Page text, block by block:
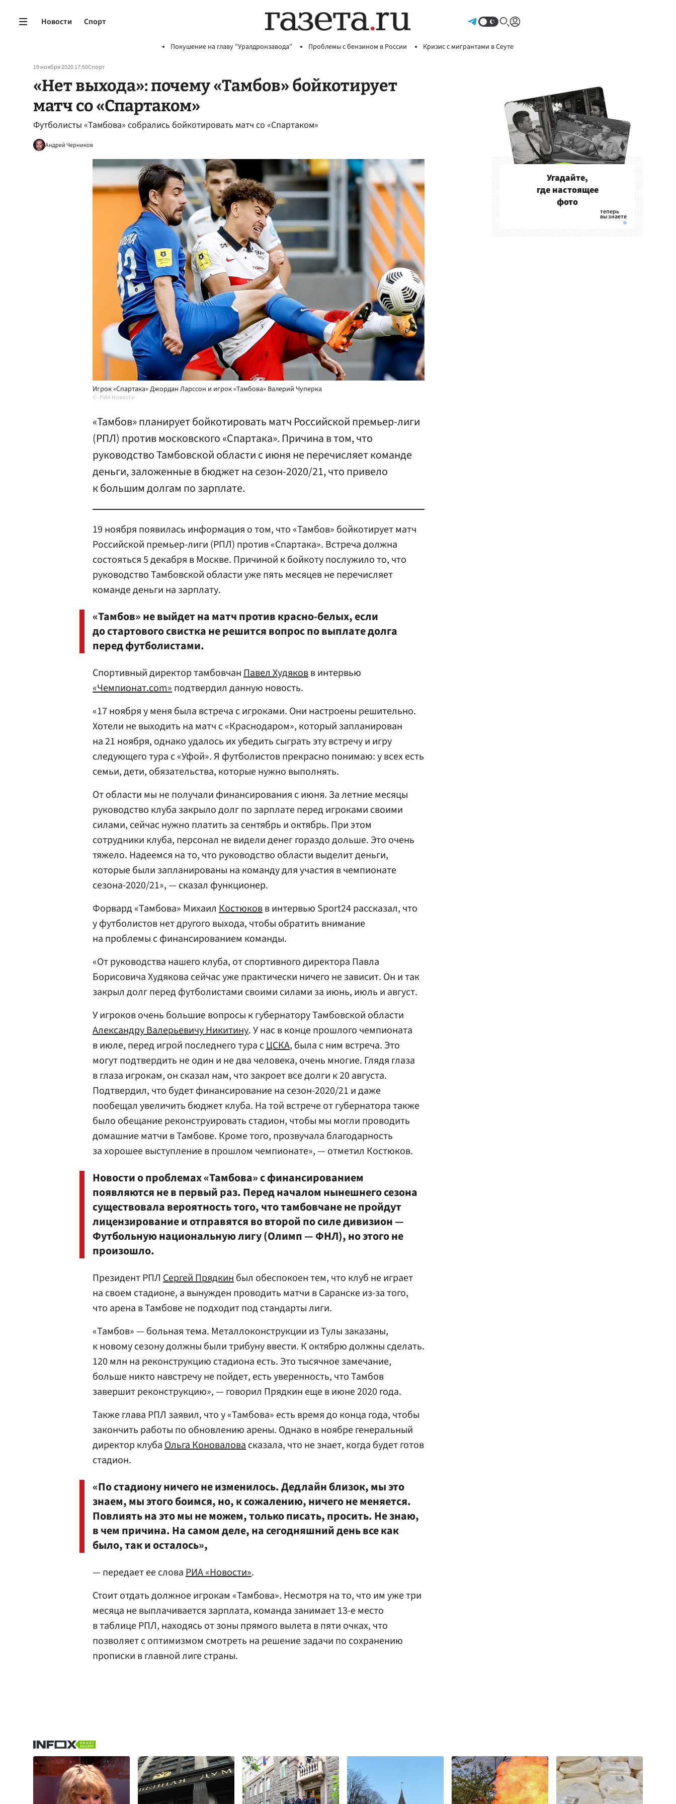
Новости Спорт
Покушение на главу "Уралдронзавода" Проблемы с бензином в России Кризис с мигрантами в Сеуте
19 ноября 2020 17:50Спорт
«Нет выхода»: почему «Тамбов» бойкотирует
матч со «Спартаком»
Футболисты «Тамбова» собрались бойкотировать матч со «Спартаком»
Андрей Черников
Игрок «Спартака» Джордан Ларссон и игрок «Тамбова» Валерий Чуперка
РИА Новости
«Тамбов» планирует бойкотировать матч Российской премьер-лиги
(РПЛ) против московского «Спартака». Причина в том, что
руководство Тамбовской области с июня не перечисляет команде
деньги, заложенные в бюджет на сезон-2020/21, что привело
к большим долгам по зарплате.
19 ноября появилась информация о том, что «Тамбов» бойкотирует матч
Российской премьер-лиги (РПЛ) против «Спартака». Встреча должна
состояться 5 декабря в Москве. Причиной к бойкоту послужило то, что
руководство Тамбовской области уже пять месяцев не перечисляет
команде деньги на зарплату.
«Тамбов» не выйдет на матч против красно-белых, если
до стартового свистка не решится вопрос по выплате долга
перед футболистами.
Спортивный директор тамбовчанПавел Худяковв интервью
«Чемпионат.com»подтвердил данную новость.
«17 ноября у меня была встреча с игроками. Они настроены решительно.
Хотели не выходить на матч с «Краснодаром», который запланирован
на 21 ноября, однако удалось их убедить сыграть эту встречу и игру
следующего тура с «Уфой». Я футболистов прекрасно понимаю: у всех есть
семьи, дети, обязательства, которые нужно выполнять.
От области мы не получали финансирования с июня. За летние месяцы
руководство клуба закрыло долг по зарплате перед игроками своими
силами, сейчас нужно платить за сентябрь и октябрь. При этом
сотрудники клуба, персонал не видели денег гораздо дольше. Это очень
тяжело. Надеемся на то, что руководство области выделит деньги,
которые были запланированы на команду для участия в чемпионате
сезона-2020/21», — сказал функционер.
Форвард «Тамбова» Михаил Костюковв интервью Sport24 рассказал, что
у футболистов нет другого выхода, чтобы обратить внимание
на проблемы с финансированием команды.
«От руководства нашего клуба, от спортивного директора Павла
Борисовича Худякова сейчас уже практически ничего не зависит. Он и так
закрыл долг перед футболистами своими силами за июнь, июль и август.
У игроков очень большие вопросы к губернатору Тамбовской области
Александру Валерьевичу Никитину. У нас в конце прошлого чемпионата
в июле, перед игрой последнего тура сЦСКА, была с ним встреча. Это
могут подтвердить не один и не два человека, очень многие. Глядя глаза
в глаза игрокам, он сказал нам, что закроет все долги к 20 августа.
Подтвердил, что будет финансирование на сезон-2020/21 и даже
пообещал увеличить бюджет клуба. На той встрече от губернатора также
было обещание реконструировать стадион, чтобы мы могли проводить
домашние матчи в Тамбове. Кроме того, прозвучала благодарность
за хорошее выступление в прошлом чемпионате», — отметил Костюков.
Новости о проблемах «Тамбова» с финансированием
появляются не в первый раз. Перед началом нынешнего сезона
существовала вероятность того, что тамбовчане не пройдут
лицензирование и отправятся во второй по силе дивизион —
Футбольную национальную лигу (Олимп — ФНЛ), но этого не
произошло.
Президент РПЛ Сергей Прядкинбыл обеспокоен тем, что клуб не играет
на своем стадионе, а вынужден проводить матчи в Саранске из-за того,
что арена в Тамбове не подходит под стандарты лиги.
«Тамбов» — больная тема. Металлоконструкции из Тулы заказаны,
к новому сезону должны были трибуну ввести. К октябрю должны сделать.
120 млн на реконструкцию стадиона есть. Это тысячное замечание,
больше никто навстречу не пойдет, есть уверенность, что Тамбов
завершит реконструкцию», — говорил Прядкин еще в июне 2020 года.
Также глава РПЛ заявил, что у «Тамбова» есть время до конца года, чтобы
закончить работы по обновлению арены. Однако в ноябре генеральный
директор клубаОльга Коноваловасказала, что не знает, когда будет готов
стадион.
«По стадиону ничего не изменилось. Дедлайн близок, мы это
знаем, мы этого боимся, но, к сожалению, ничего не меняется.
Повлиять на это мы не можем, только писать, просить. Не знаю,
в чем причина. На самом деле, на сегодняшний день все как
было, так и осталось»,
— передает ее словаРИА «Новости».
Стоит отдать должное игрокам «Тамбова». Несмотря на то, что им уже три
месяца не выплачивается зарплата, команда занимает 13-е место
в таблице РПЛ, находясь от зоны прямого вылета в пяти очках, что
позволяет с оптимизмом смотреть на решение задачи по сохранению
прописки в главной лиге страны.
Угадайте,
где настоящее
фото